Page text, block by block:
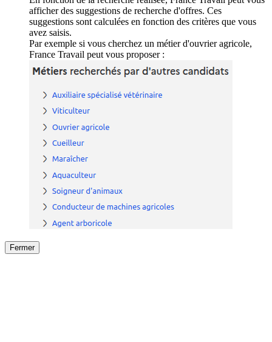
afficher des suggestions de recherche d'offres. Ces
suggestions sont calculées en fonction des critères que vous
avez saisis.
Par exemple si vous cherchez un métier d'ouvrier agricole,
France Travail peut vous proposer :
Fermer